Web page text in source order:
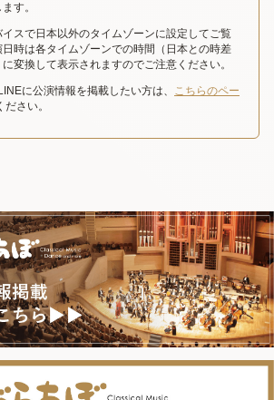
す。
イスで日本以外のタイムゾーンに設定してご覧
時は各タイムゾーンでの時間（日本との時差
変換して表示されますのでご注意ください。
に公演情報を掲載したい方は、 こちらのペー
さい。